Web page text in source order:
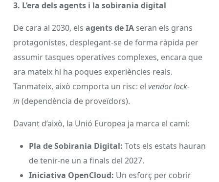
3. L’era dels agents i la sobirania digital
De cara al 2030, els agents de IA seran els grans
protagonistes, desplegant-se de forma ràpida per
assumir tasques operatives complexes, encara que
ara mateix hi ha poques experiències reals.
Tanmateix, això comporta un risc: el vendor lock-
in(dependència de proveïdors).
Davant d’això, la Unió Europea ja marca el camí:
Pla de Sobirania Digital: Tots els estats hauran
de tenir-ne un a finals del 2027.
Iniciativa OpenCloud: Un esforç per cobrir